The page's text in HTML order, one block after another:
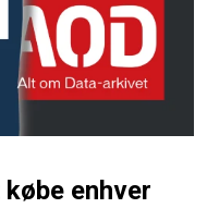
enhver